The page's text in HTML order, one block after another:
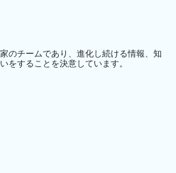
のチームであり、進化し続ける情報、知
をすることを決意しています。